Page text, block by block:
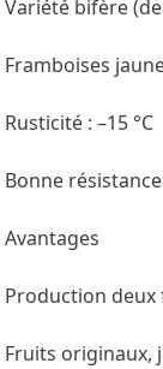
Variété bifère
Framboises
Rusticité : –15 °C
Bonne
Avantages
Production deux
Fruits originaux,